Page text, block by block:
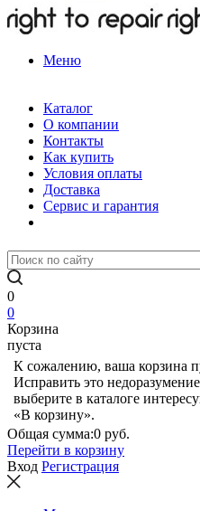
Меню
Каталог
О компании
Контакты
Как купить
Условия оплаты
Доставка
Сервис и гарантия
0
0
Корзина
пуста
К сожалению, ваша корзина
Исправить это
выберите в каталоге
«В корзину».
Общая сумма:0 руб.
Перейти в корзину
Вход Регистрация